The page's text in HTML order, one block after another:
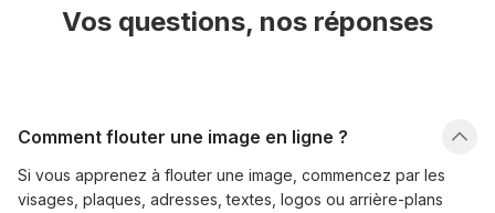
Vos questions, nos réponses
Comment flouter une image en ligne ?
Si vous apprenez à flouter une image, commencez par les
visages, plaques, adresses, textes, logos ou arrière-plans